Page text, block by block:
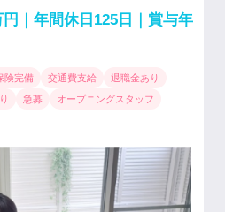
｜年間休日125日｜賞与年
険完備 交通費支給
退職金あり
急募
オープニングスタッフ